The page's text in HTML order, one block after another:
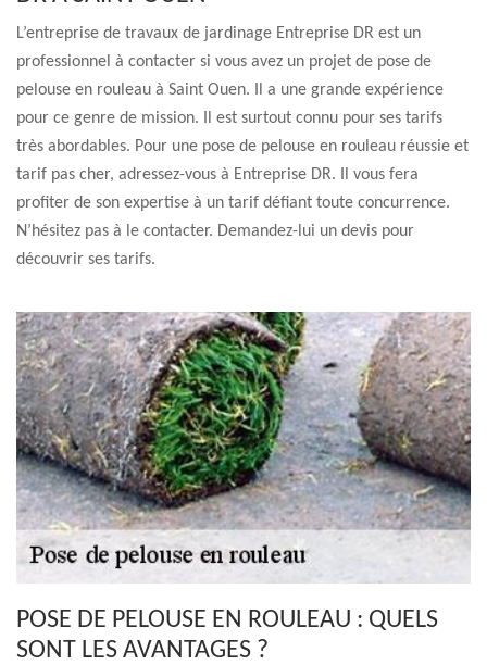
L’entreprise de travaux de jardinage Entreprise DR est un
professionnel à contacter si vous avez un projet de pose de
pelouse en rouleau à Saint Ouen. Il a une grande expérience
pour ce genre de mission. Il est surtout connu pour ses tarifs
très abordables. Pour une pose de pelouse en rouleau réussie et
tarif pas cher, adressez-vous à Entreprise DR. Il vous fera
profiter de son expertise à un tarif défiant toute concurrence.
N’hésitez pas à le contacter. Demandez-lui un devis pour
découvrir ses tarifs.
POSE DE PELOUSE EN ROULEAU : QUELS
SONT LES AVANTAGES ?